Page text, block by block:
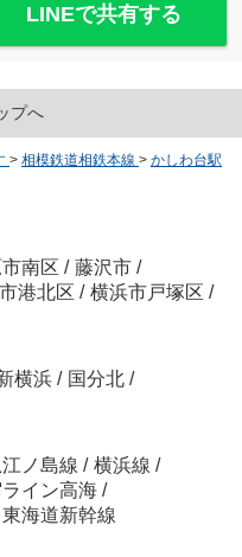
LINEで共有する
プへ
> 相模鉄道相鉄本線 > かしわ台駅
南区 / 藤沢市 /
港北区 / 横浜市戸塚区 /
横浜 / 国分北 /
ノ島線 / 横浜線 /
イン高海 /
東海道新幹線